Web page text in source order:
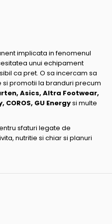
implicata in fenomenul
unui echipament
ca pret. O sa incercam sa
promotii la branduri precum
Asics, Altra Footwear,
GU Energysi multe
sfaturi legate de
nutritie si chiar si planuri